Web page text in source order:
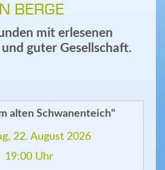
BERGE
mit erlesenen
guter Gesellschaft.
alten Schwanenteich"
22. August 2026
19:00 Uhr